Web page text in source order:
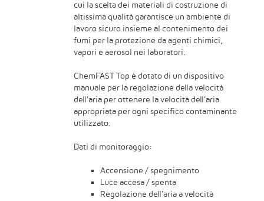
cui la scelta dei materiali di costruzione di
altissima qualità garantisce un ambiente di
lavoro sicuro insieme al contenimento dei
fumi per la protezione da agenti chimici,
vapori e aerosol nei laboratori.
ChemFAST Top è dotato di un dispositivo
manuale per la regolazione della velocità
dell'aria per ottenere la velocità dell'aria
appropriata per ogni specifico contaminante
utilizzato.
Dati di monitoraggio:
Accensione / spegnimento
Luce accesa / spenta
Regolazione dell'aria a velocità